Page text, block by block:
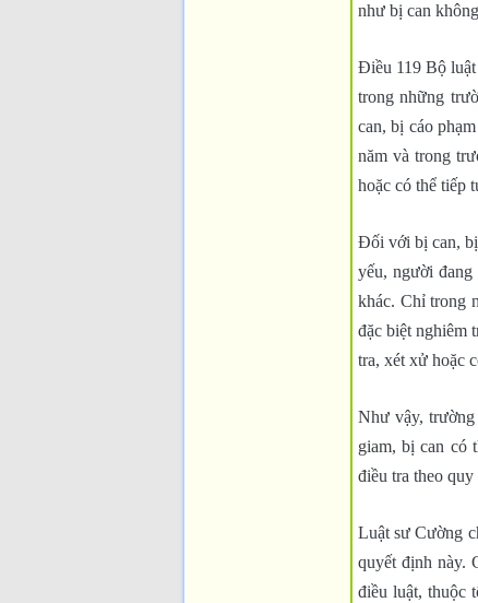
như bị can
Điều 119 Bộ luật
trong những
can, bị cáo
năm và trong
hoặc có thể tiếp
Đối với bị can, bị
yếu, người
khác. Chỉ trong
đặc biệt nghiêm
tra, xét xử hoặc
Như vậy,
giam, bị can có
điều tra theo
Luật sư Cường
quyết định này.
điều luật, thuộc